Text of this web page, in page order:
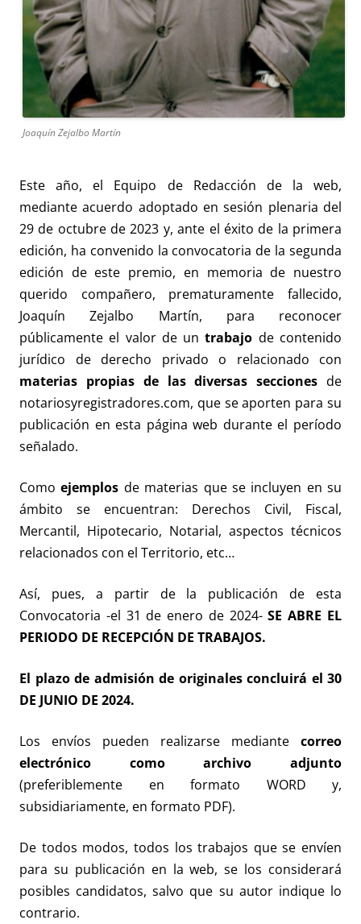
Joaquín Zejalbo Martín
Este año, el Equipo de Redacción de la web,
mediante acuerdo adoptado en sesión plenaria del
29 de octubre de 2023 y, ante el éxito de la primera
edición, ha convenido la convocatoria de la segunda
edición de este premio, en memoria de nuestro
querido compañero, prematuramente fallecido,
Joaquín Zejalbo Martín, para reconocer
públicamente el valor de untrabajo de contenido
jurídico de derecho privado o relacionado con
materias propias de las diversas secciones de
notariosyregistradores.com, que se aporten para su
publicación en esta página web durante el período
señalado.
Comoejemplos de materias que se incluyen en su
ámbito se encuentran: Derechos Civil, Fiscal,
Mercantil, Hipotecario, Notarial, aspectos técnicos
relacionados con el Territorio, etc…
Así, pues, a partir de la publicación de esta
Convocatoria -el 31 de enero de 2024-SE ABRE EL
PERIODO DE RECEPCIÓN DE TRABAJOS.
El plazo de admisión de originales concluirá el 30
DE JUNIO DE 2024.
Los envíos pueden realizarse mediante correo
electrónico como archivo adjunto
(preferiblemente en formato WORD y,
subsidiariamente, en formato PDF).
De todos modos, todos los trabajos que se envíen
para su publicación en la web, se los considerará
posibles candidatos, salvo que su autor indique lo
contrario.